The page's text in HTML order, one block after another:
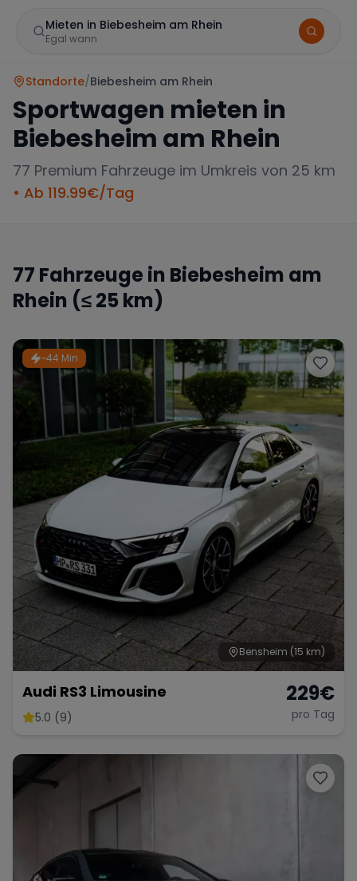
Mieten in Biebesheim am Rhein
Egal wann
Mercedes
Porsche Lamborghini Ferrari
Ford Jaguar
Tesla Chevrolet Dodge
Bentley Rolls Royce Aston Martin
Bugatti Maserati
Range Rover
Wann
Zeitraum wählen
Standorte/Biebesheim am Rhein
Sportwagen mieten in
Biebesheim am Rhein
77 Premium Fahrzeuge im Umkreis von 25 km
• Ab 119.99€/Tag
77 Fahrzeuge in Biebesheim am
Rhein (≤ 25 km)
~44 Min
Bensheim (15 km)
Audi RS3 Limousine
5.0 (9)
229€
pro Tag